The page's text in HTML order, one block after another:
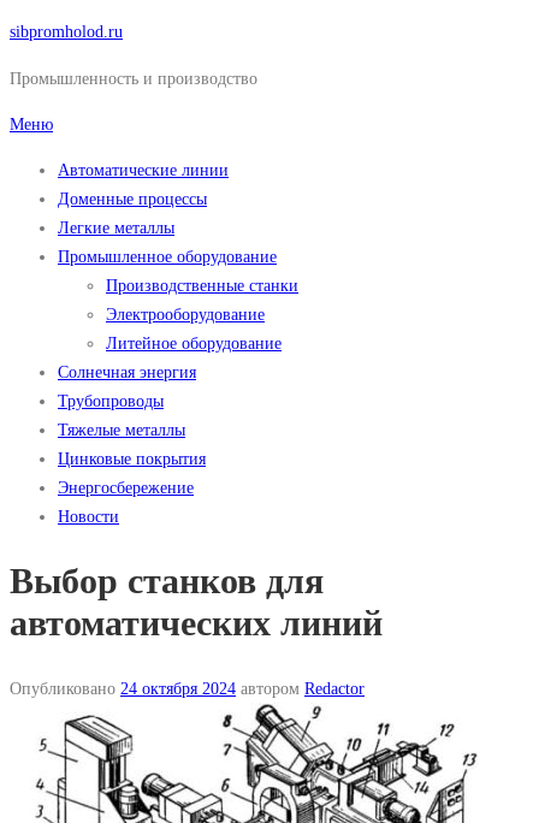
Перейти
содержимому
sibpromholod.ru
Промышленность и производство
Меню
Автоматические линии
Доменные процессы
Легкие металлы
Промышленное оборудование
Производственные станки
Электрооборудование
Литейное оборудование
Солнечная энергия
Трубопроводы
Тяжелые металлы
Цинковые покрытия
Энергосбережение
Новости
Выбор станков для
автоматических линий
Опубликовано 24 октября 2024 автором Redactor